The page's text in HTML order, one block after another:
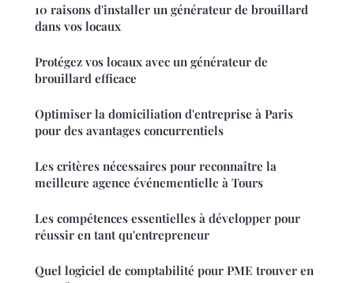
10 raisons d'installer un générateur de brouillard
dans vos locaux
Protégez vos locaux avec un générateur de
brouillard efficace
Optimiser la domiciliation d'entreprise à Paris
pour des avantages concurrentiels
Les critères nécessaires pour reconnaître la
meilleure agence événementielle à Tours
Les compétences essentielles à développer pour
réussir en tant qu'entrepreneur
Quel logiciel de comptabilité pour PME trouver en